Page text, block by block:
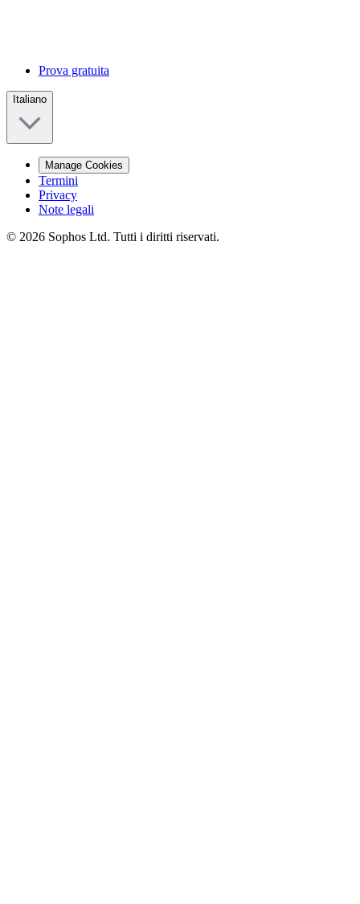
Prova gratuita
Italiano
Manage Cookies
Termini
Privacy
Note legali
© 2026 Sophos Ltd. Tutti i diritti riservati.